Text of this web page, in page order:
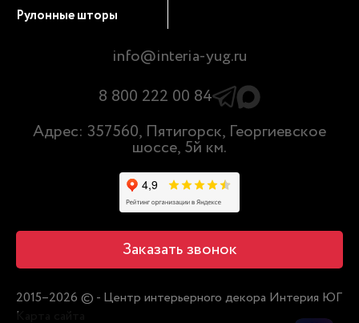
Рулонные шторы
info@interia-yug.ru
8 800 222 00 84
Адрес: 357560, Пятигорск, Георгиевское
шоссе, 5й км.
Заказать звонок
2015–2026 © - Центр интерьерного декора Интерия ЮГ
Карта сайта